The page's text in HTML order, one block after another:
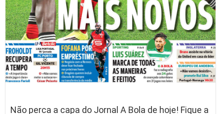
Não perca a capa do Jornal A Bola de hoje! Fique a